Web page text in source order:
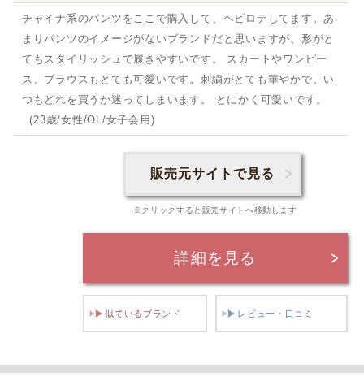
チャイナ系のパンツをここで購入して、ヘビロテしてます。あ
まりパンツのイメージがないブランドだと思いますが、形がと
てもスタイリッシュで履きやすいです。 スカートやワンピー
ス、ブラウスもとても可愛いです。刺繍がとても華やかで、い
つもどれを買うか迷ってしまいます。 とにかく可愛いです。
(23歳/女性/OL/女子会用)
販売元サイトで見る
※クリックすると販売サイトへ移動します
詳細を見る
似ているブランド レビュー・口コミ